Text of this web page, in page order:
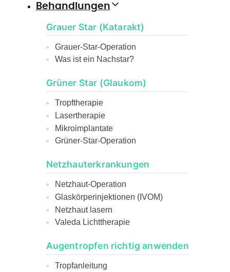
Behandlungen
Grauer Star (Katarakt)
Grauer-Star-Operation
Was ist ein Nachstar?
Grüner Star (Glaukom)
Tropftherapie
Lasertherapie
Mikroimplantate
Grüner-Star-Operation
Netzhauterkrankungen
Netzhaut-Operation
Glaskörperinjektionen (IVOM)
Netzhaut lasern
Valeda Lichttherapie
Augentropfen richtig anwenden
Tropfanleitung